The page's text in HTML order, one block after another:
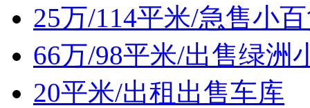
25万/114平米/急售小
66万/98平米/出售绿洲
20平米/出租出售车库